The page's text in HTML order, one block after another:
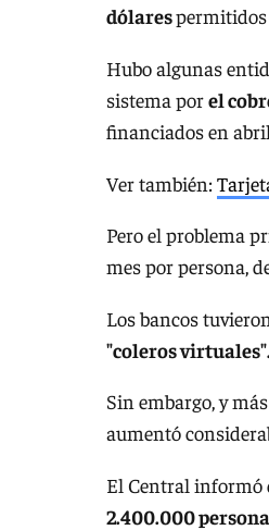
dólarespermitidos
Hubo algunas
sistema porel
financiados en
Ver también:
Pero el problema
mes por persona,
Los bancos
"coleros
Sin embargo, y
aumentó
El Central informó
2.400.000